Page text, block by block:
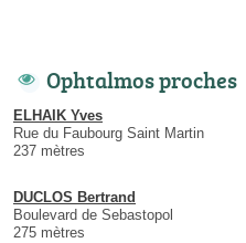
Ophtalmos proches
ELHAIK Yves
Rue du Faubourg Saint Martin
237 mètres
DUCLOS Bertrand
Boulevard de Sebastopol
275 mètres